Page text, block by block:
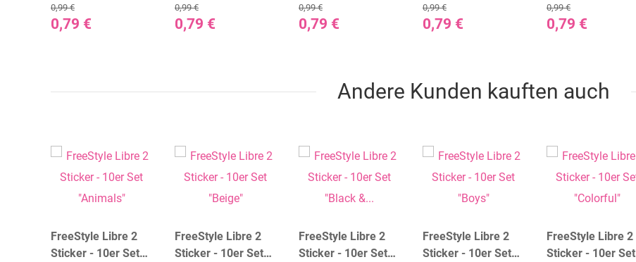
ruft
0,79 €
0,99 €
0,79 €
0,99 €
0,79 €
0,99 €
0,79 €
0,99 €
0,79 €
0,99 €
Andere Kunden kauften auch
FreeStyle Libre 2
Sticker - 10er Set
FreeStyle Libre 2
Sticker - 10er Set
FreeStyle Libre 2
Sticker - 10er Set
FreeStyle Libre 2
Sticker - 10er Set
FreeStyle Libre 2
Sticker - 10er Set